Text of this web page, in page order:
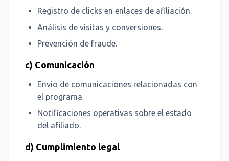
Registro de clicks en enlaces de afiliación.
Análisis de visitas y conversiones.
Prevención de fraude.
c) Comunicación
Envío de comunicaciones relacionadas con
el programa.
Notificaciones operativas sobre el estado
del afiliado.
d) Cumplimiento legal